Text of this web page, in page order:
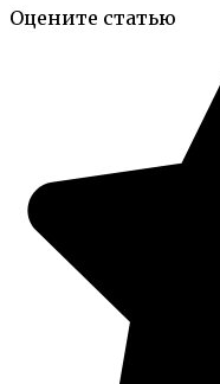
Оцените статью